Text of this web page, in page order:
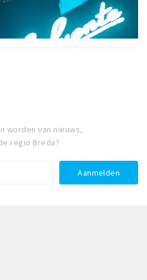
worden van nieuws,
regio Breda?